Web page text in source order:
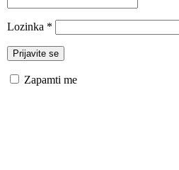
Lozinka *
Prijavite se
Zapamti me